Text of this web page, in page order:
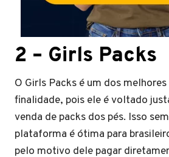
2 – Girls Packs
O Girls Packs é um dos
finalidade, pois ele é voltado
venda de packs dos pés. Isso
plataforma é ótima para
pelo motivo dele pagar